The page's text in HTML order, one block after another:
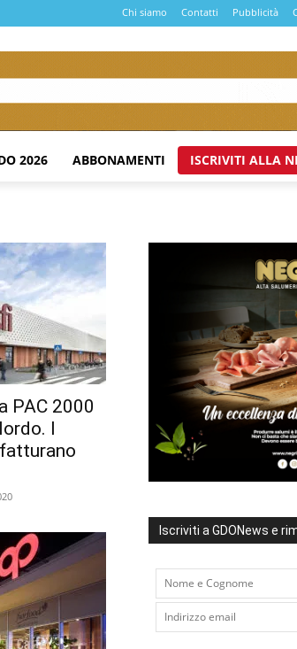
Chi siamo Contatti Pubblicità
2026 ABBONAMENTI ISCRIVITI ALLA
PAC 2000
I
Iscriviti a GDONews e